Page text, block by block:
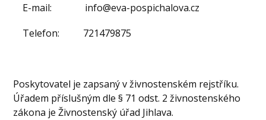
E-mail: info@eva-pospichalova.cz
Telefon: 721479875
Poskytovatel je zapsaný v živnostenském rejstříku.
Úřadem příslušným dle § 71 odst. 2 živnostenského
zákona je Živnostenský úřad Jihlava.